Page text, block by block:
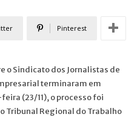
Pinterest
o Sindicato dos Jornalistas de
terminaram em
(23/11), o processo foi
Tribunal Regional do Trabalho